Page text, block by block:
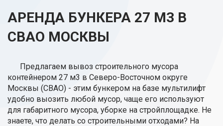
АРЕНДА БУНКЕРА 27 М3 В
СВАО МОСКВЫ
Предлагаем вывоз строительного мусора
контейнером 27 м3 в Северо-Восточном округе
Москвы (СВАО) - этим бункером на базе мультилифт
удобно выозить любой мусор, чаще его используют
для габаритного мусора, уборке на стройплощадке. Не
знаете, что делать со строительными отходами? На